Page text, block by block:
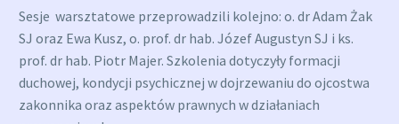
Sesje warsztatowe przeprowadzili kolejno: o. dr Adam Żak
SJ oraz Ewa Kusz, o. prof. dr hab. Józef Augustyn SJ i ks.
prof. dr hab. Piotr Majer. Szkolenia dotyczyły formacji
duchowej, kondycji psychicznej w dojrzewaniu do ojcostwa
zakonnika oraz aspektów prawnych w działaniach